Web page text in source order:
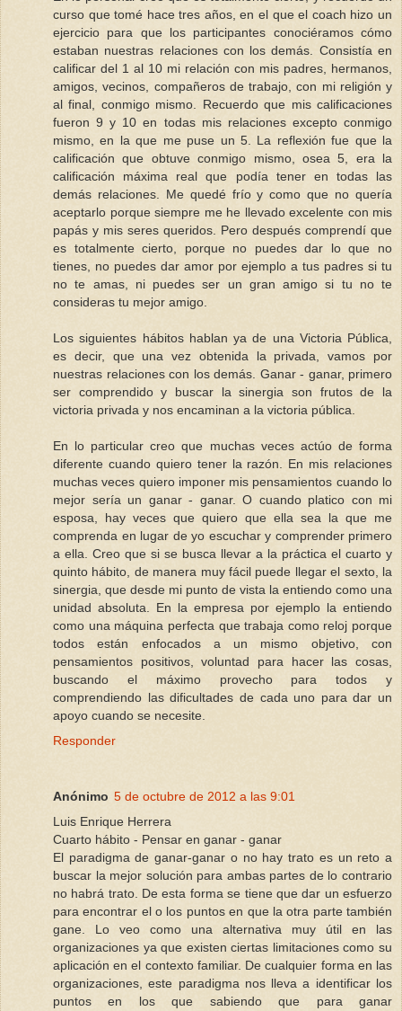
curso que tomé hace tres años, en el que el coach hizo un
ejercicio para que los participantes conociéramos cómo
estaban nuestras relaciones con los demás. Consistía en
calificar del 1 al 10 mi relación con mis padres, hermanos,
amigos, vecinos, compañeros de trabajo, con mi religión y
al final, conmigo mismo. Recuerdo que mis calificaciones
fueron 9 y 10 en todas mis relaciones excepto conmigo
mismo, en la que me puse un 5. La reflexión fue que la
calificación que obtuve conmigo mismo, osea 5, era la
calificación máxima real que podía tener en todas las
demás relaciones. Me quedé frío y como que no quería
aceptarlo porque siempre me he llevado excelente con mis
papás y mis seres queridos. Pero después comprendí que
es totalmente cierto, porque no puedes dar lo que no
tienes, no puedes dar amor por ejemplo a tus padres si tu
no te amas, ni puedes ser un gran amigo si tu no te
consideras tu mejor amigo.
Los siguientes hábitos hablan ya de una Victoria Pública,
es decir, que una vez obtenida la privada, vamos por
nuestras relaciones con los demás. Ganar - ganar, primero
ser comprendido y buscar la sinergia son frutos de la
victoria privada y nos encaminan a la victoria pública.
En lo particular creo que muchas veces actúo de forma
diferente cuando quiero tener la razón. En mis relaciones
muchas veces quiero imponer mis pensamientos cuando lo
mejor sería un ganar - ganar. O cuando platico con mi
esposa, hay veces que quiero que ella sea la que me
comprenda en lugar de yo escuchar y comprender primero
a ella. Creo que si se busca llevar a la práctica el cuarto y
quinto hábito, de manera muy fácil puede llegar el sexto, la
sinergia, que desde mi punto de vista la entiendo como una
unidad absoluta. En la empresa por ejemplo la entiendo
como una máquina perfecta que trabaja como reloj porque
todos están enfocados a un mismo objetivo, con
pensamientos positivos, voluntad para hacer las cosas,
buscando el máximo provecho para todos y
comprendiendo las dificultades de cada uno para dar un
apoyo cuando se necesite.
Responder
Anónimo 5 de octubre de 2012 a las 9:01
Luis Enrique Herrera
Cuarto hábito - Pensar en ganar - ganar
El paradigma de ganar-ganar o no hay trato es un reto a
buscar la mejor solución para ambas partes de lo contrario
no habrá trato. De esta forma se tiene que dar un esfuerzo
para encontrar el o los puntos en que la otra parte también
gane. Lo veo como una alternativa muy útil en las
organizaciones ya que existen ciertas limitaciones como su
aplicación en el contexto familiar. De cualquier forma en las
organizaciones, este paradigma nos lleva a identificar los
puntos en los que sabiendo que para ganar